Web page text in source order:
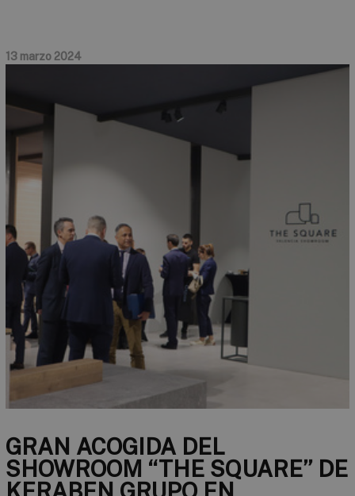
13 marzo 2024
GRAN ACOGIDA DEL
SHOWROOM “THE SQUARE” DE
KERABEN GRUPO EN